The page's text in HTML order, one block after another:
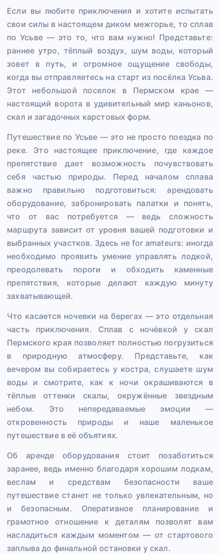
Если вы любите приключения и хотите испытать
свои силы в настоящем диком межгорье, то сплав
по Усьве — это то, что вам нужно! Представьте:
раннее утро, тёплый воздух, шум воды, который
зовет в путь, и огромное ощущение свободы,
когда вы отправляетесь на старт из посёлка Усьва.
Этот небольшой поселок в Пермском крае —
настоящий ворота в удивительный мир каньонов,
скал и загадочных карстовых форм.
Путешествие по Усьве — это не просто поездка по
реке. Это настоящее приключение, где каждое
препятствие дает возможность почувствовать
себя частью природы. Перед началом сплава
важно правильно подготовиться: арендовать
оборудование, забронировать палатки и понять,
что от вас потребуется — ведь сложность
маршрута зависит от уровня вашей подготовки и
выбранных участков. Здесь не for amateurs: иногда
необходимо проявить умение управлять лодкой,
преодолевать пороги и обходить каменные
препятствия, которые делают каждую минуту
захватывающей.
Что касается ночевки на берегах — это отдельная
часть приключения. Сплав с ночёвкой у скал
Пермского края позволяет полностью погрузиться
в природную атмосферу. Представьте, как
вечером вы собираетесь у костра, слушаете шум
воды и смотрите, как к ночи окрашиваются в
тёплые оттенки скалы, окружённые звездным
небом. Это непередаваемые эмоции —
откровенность природы и наше маленькое
путешествие в её объятиях.
Об аренде оборудования стоит позаботиться
заранее, ведь именно благодаря хорошим лодкам,
веслам и средствам безопасности ваше
путешествие станет не только увлекательным, но
и безопасным. Оперативное планирование и
грамотное отношение к деталям позволят вам
насладиться каждым моментом — от стартового
заплыва до финальной остановки у скал.